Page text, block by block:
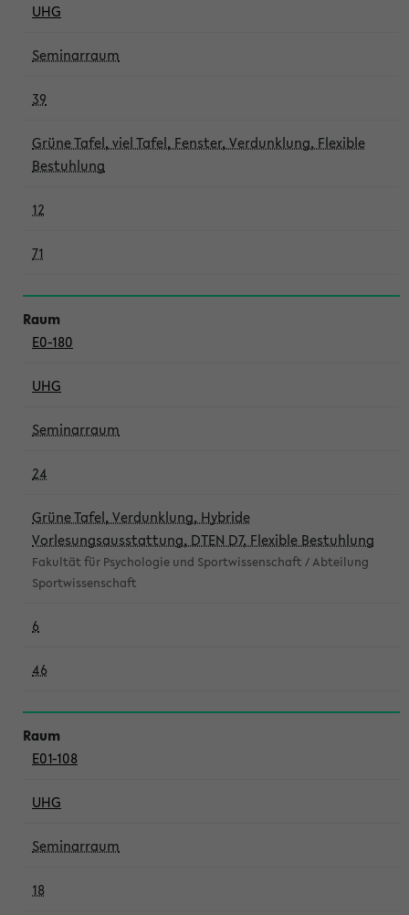
UHG
Seminarraum
39
Grüne Tafel, viel Tafel, Fenster, Verdunklung, Flexible
Bestuhlung
12
71
E0-180
UHG
Seminarraum
24
Grüne Tafel, Verdunklung, Hybride
Vorlesungsausstattung, DTEN D7, Flexible Bestuhlung
Fakultät für Psychologie und Sportwissenschaft / Abteilung
Sportwissenschaft
6
46
E01-108
UHG
Seminarraum
18